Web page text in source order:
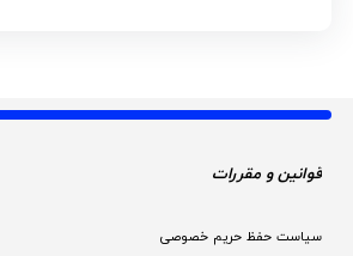
قوانین و مقررات
سیاست حفظ حریم خصوصی